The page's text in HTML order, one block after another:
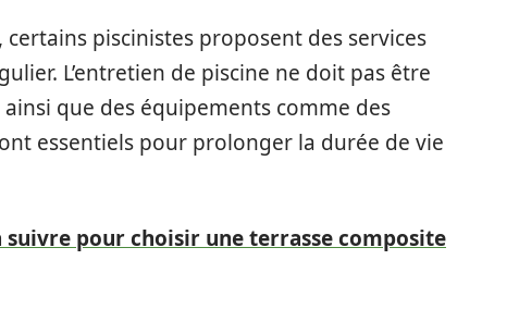
piscinistes proposent des services
L’entretien de piscine ne doit pas être
que des équipements comme des
essentiels pour prolonger la durée de vie
suivre pour choisir une terrasse composite